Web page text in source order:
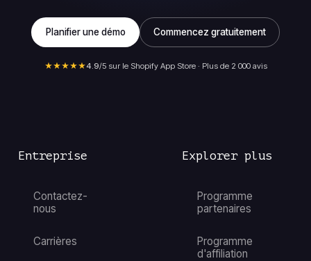
Planifier une démo Commencez gratuitement
★★★★★4.9/5 sur le Shopify App Store · Plus de 2 000 avis
Entreprise
Contactez-
nous
Carrières
Explorer plus
Programme
partenaires
Programme
d'affiliation